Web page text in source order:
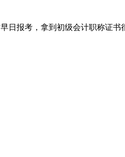
报考，拿到初级会计职称证书